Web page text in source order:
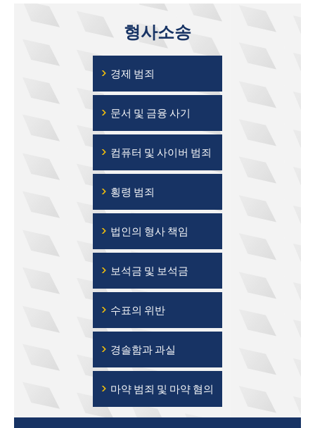
형사소송
› 경제 범죄
› 문서 및 금융 사기
› 컴퓨터 및 사이버 범죄
› 횡령 범죄
› 법인의 형사 책임
› 보석금 및 보석금
› 수표의 위반
› 경솔함과 과실
› 마약 범죄 및 마약 혐의